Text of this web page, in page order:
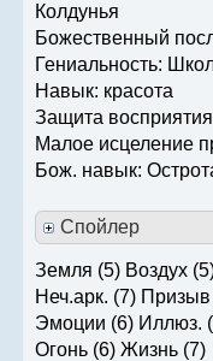
Колдунья
Божественный
Гениальность:
Навык: красота
Защита восприятия
Малое исцеление
Бож. навык:
Спойлер
Земля (5) Воздух
Неч.арк. (7) Призыв
Эмоции (6) Иллюз.
Огонь (6) Жизнь (7)